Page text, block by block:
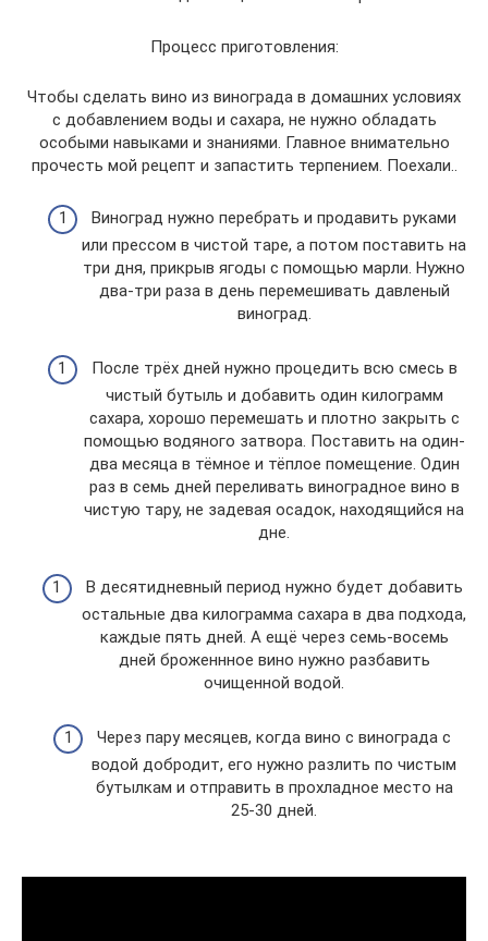
Процесс приготовления:
Чтобы сделать вино из винограда в домашних условиях
с добавлением воды и сахара, не нужно обладать
особыми навыками и знаниями. Главное внимательно
прочесть мой рецепт и запастить терпением. Поехали..
Виноград нужно перебрать и продавить руками
или прессом в чистой таре, а потом поставить на
три дня, прикрыв ягоды с помощью марли. Нужно
два-три раза в день перемешивать давленый
виноград.
После трёх дней нужно процедить всю смесь в
чистый бутыль и добавить один килограмм
сахара, хорошо перемешать и плотно закрыть с
помощью водяного затвора. Поставить на один-
два месяца в тёмное и тёплое помещение. Один
раз в семь дней переливать виноградное вино в
чистую тару, не задевая осадок, находящийся на
дне.
В десятидневный период нужно будет добавить
остальные два килограмма сахара в два подхода,
каждые пять дней. А ещё через семь-восемь
дней броженнное вино нужно разбавить
очищенной водой.
Через пару месяцев, когда вино с винограда с
водой добродит, его нужно разлить по чистым
бутылкам и отправить в прохладное место на
25-30 дней.